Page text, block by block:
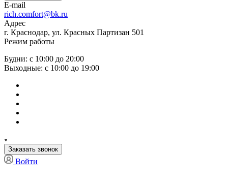
E-mail
rich.comfort@bk.ru
Адрес
г. Краснодар, ул. Красных Партизан 501
Режим работы
Будни: с 10:00 до 20:00
Выходные: с 10:00 до 19:00
Заказать звонок
Войти